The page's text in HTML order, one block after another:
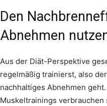
Den
Abnehmen
Aus der Diät-Perspektive
regelmäßig trainierst, also
nachhaltiges Abnehmen
Muskeltrainings